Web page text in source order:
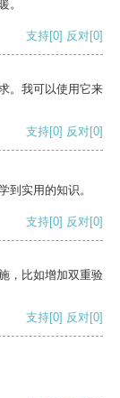
。
支持[0] 反对[0]
。我可以使用它来
支持[0] 反对[0]
到实用的知识。
支持[0] 反对[0]
，比如增加双重验
支持[0] 反对[0]